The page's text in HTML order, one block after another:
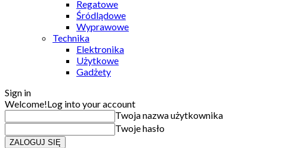
Regatowe
Śródlądowe
Wyprawowe
Technika
Elektronika
Użytkowe
Gadżety
Sign in
Welcome!Log into your account
Twoja nazwa użytkownika
Twoje hasło